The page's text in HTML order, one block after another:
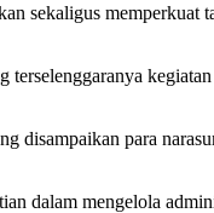
sekaligus memperkuat
disampaikan para
dalam mengelola